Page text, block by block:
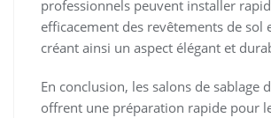
professionnels peuvent installer
efficacement des revêtements de sol
créant ainsi un aspect élégant et
En conclusion, les salons de sablage
offrent une préparation rapide pour